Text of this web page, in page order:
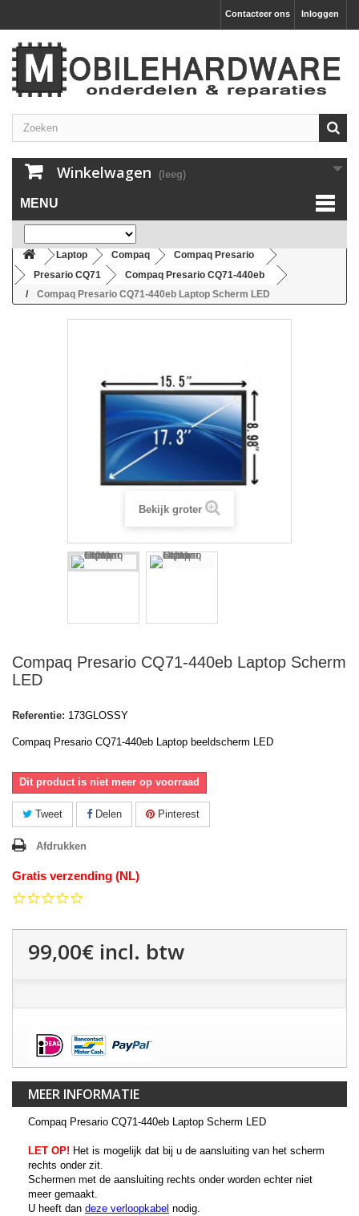
Inloggen
Contacteer ons
Winkelwagen (leeg)
MENU
Laptop Compaq
Compaq Presario
Presario CQ71
Compaq Presario CQ71-440eb
Compaq Presario CQ71-440eb Laptop Scherm LED
Bekijk groter
Compaq Presario CQ71-440eb Laptop Scherm
LED
Referentie: 173GLOSSY
Compaq Presario CQ71-440eb Laptop beeldscherm LED
Dit product is niet meer op voorraad
Tweet Delen Pinterest
Afdrukken
Gratis verzending (NL)
99,00€ incl. btw
MEER INFORMATIE
Compaq Presario CQ71-440eb Laptop Scherm LED
LET OP! Het is mogelijk dat bij u de aansluiting van het scherm
rechts onder zit.
Schermen met de aansluiting rechts onder worden echter niet
meer gemaakt.
U heeft dan deze verloopkabel nodig.